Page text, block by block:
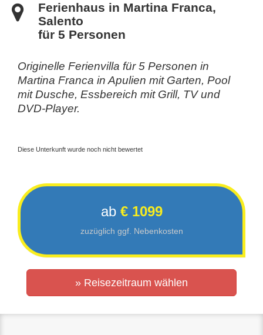
Ferienhaus in Martina Franca,
Salento
für 5 Personen
Originelle Ferienvilla für 5 Personen in
Martina Franca in Apulien mit Garten, Pool
mit Dusche, Essbereich mit Grill, TV und
DVD-Player.
Diese Unterkunft wurde noch nicht bewertet
ab € 1099
zuzüglich ggf. Nebenkosten
» Reisezeitraum wählen